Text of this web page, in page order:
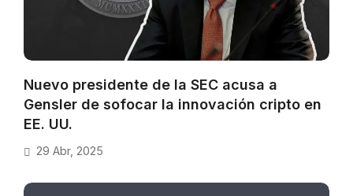
Nuevo presidente de la SEC acusa a
Gensler de sofocar la innovación cripto en
EE. UU.
29 Abr, 2025